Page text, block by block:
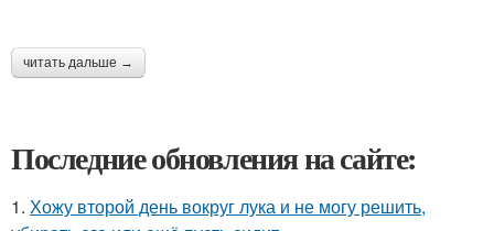
читать дальше →
Последние обновления на сайте:
1. Хожу второй день вокруг лука и не могу решить,